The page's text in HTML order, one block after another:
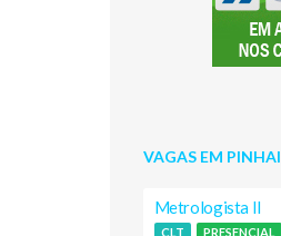
VAGAS EM
Metrologista II
CLT PRESENCIAL